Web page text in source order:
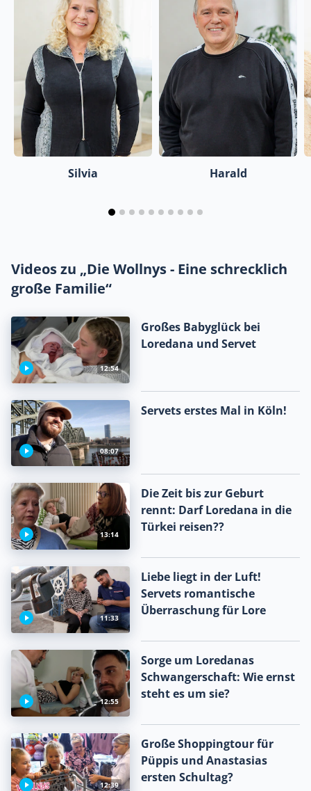
Silvia Harald
Videos zu „Die Wollnys - Eine schrecklich
große Familie“
12:54
Großes Babyglück bei
Loredana und Servet
08:07
Servets erstes Mal in Köln!
13:14
Die Zeit bis zur Geburt
rennt: Darf Loredana in die
Türkei reisen??
11:33
Liebe liegt in der Luft!
Servets romantische
Überraschung für Lore
12:55
Sorge um Loredanas
Schwangerschaft: Wie ernst
steht es um sie?
12:39
Große Shoppingtour für
Püppis und Anastasias
ersten Schultag?